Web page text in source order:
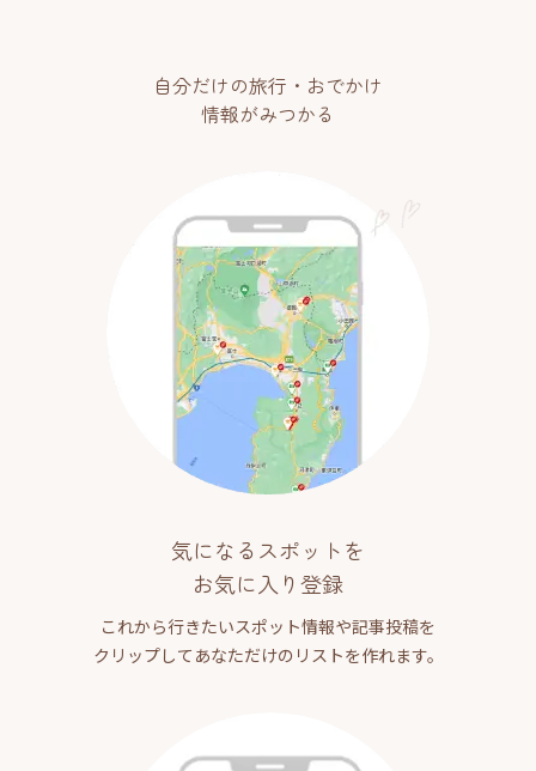
自分だけの旅行・おでかけ
情報がみつかる
気になるスポットを
お気に入り登録
これから行きたいスポット情報や記事投稿を
クリップしてあなただけのリストを作れます。